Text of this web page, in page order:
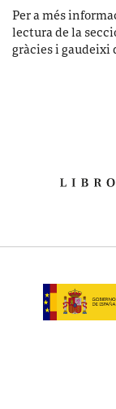
Per a més
lectura de la
gràcies i gaudeixi